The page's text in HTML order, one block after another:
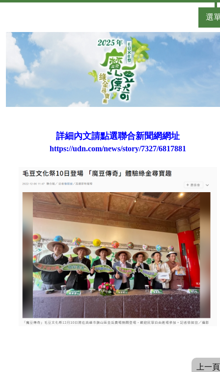
選
詳細內文請點選聯合新聞網網址
https://udn.com/news/story/7327/6817881
上一頁